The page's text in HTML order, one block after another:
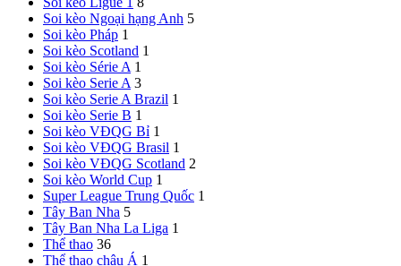
Soi kèo Ngoại hạng Anh 5
Soi kèo Pháp 1
Soi kèo Scotland 1
Soi kèo Série A 1
Soi kèo Serie A 3
Soi kèo Serie A Brazil 1
Soi kèo Serie B 1
Soi kèo VĐQG Bỉ 1
Soi kèo VĐQG Brasil 1
Soi kèo VĐQG Scotland 2
Soi kèo World Cup 1
Super League Trung Quốc 1
Tây Ban Nha 5
Tây Ban Nha La Liga 1
Thể thao 36
Thể thao châu Á 1